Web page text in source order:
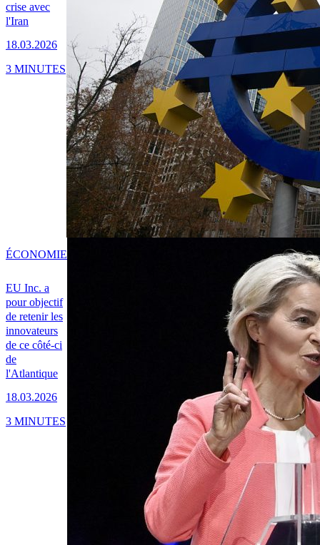
crise avec
l'Iran
18.03.2026
3 MINUTES
EU Inc. a
pour objectif
de retenir les
innovateurs
de ce côté-ci
de
l'Atlantique
18.03.2026
ÉCONOMIE
3 MINUTES